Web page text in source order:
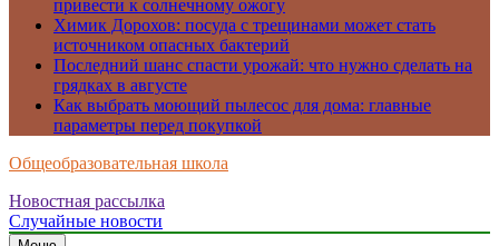
привести к солнечному ожогу
Химик Дорохов: посуда с трещинами может стать
источником опасных бактерий
Последний шанс спасти урожай: что нужно сделать на
грядках в августе
Как выбрать моющий пылесос для дома: главные
параметры перед покупкой
Общеобразовательная школа
Новостная рассылка
Случайные новости